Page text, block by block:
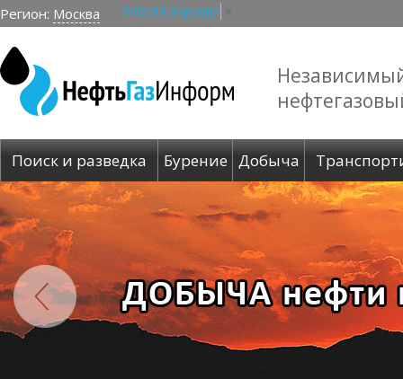
Регион: Москва Select Language
Поиск и разведка Бурение Добыча